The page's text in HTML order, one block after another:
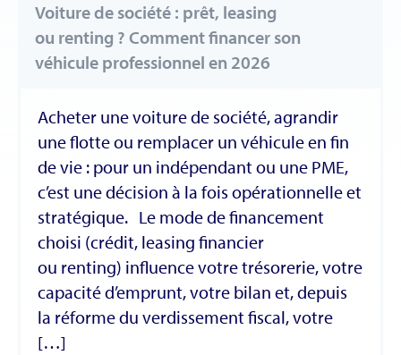
Voiture de société : prêt, leasing
ou renting ? Comment financer son
véhicule professionnel en 2026
Acheter une voiture de société, agrandir
une flotte ou remplacer un véhicule en fin
de vie : pour un indépendant ou une PME,
c’est une décision à la fois opérationnelle et
stratégique. Le mode de financement
choisi (crédit, leasing financier
ou renting) influence votre trésorerie, votre
capacité d’emprunt, votre bilan et, depuis
la réforme du verdissement fiscal, votre
[…]